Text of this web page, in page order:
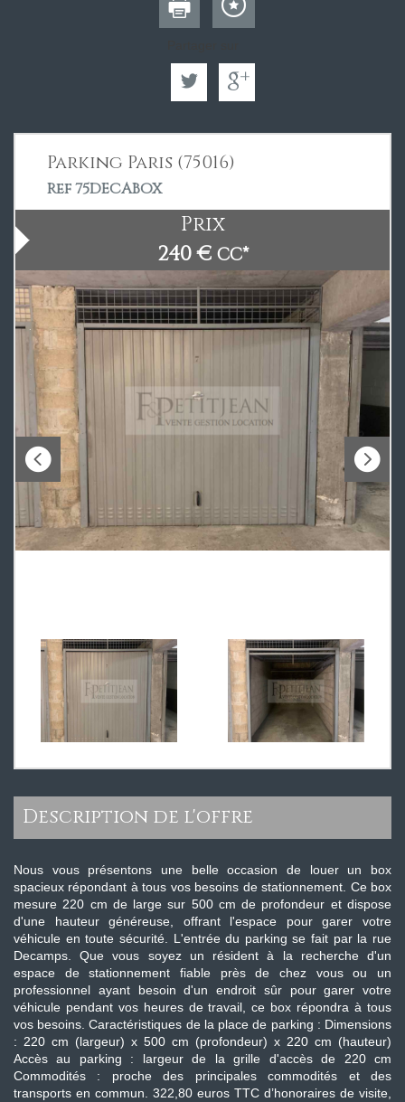
Parking Paris (75016)
Ref 75DECABOX
Prix
240 € CC*
description de l'offre
Nous vous présentons une belle occasion de louer un box
spacieux répondant à tous vos besoins de stationnement. Ce box
mesure 220 cm de large sur 500 cm de profondeur et dispose
d'une hauteur généreuse, offrant l'espace pour garer votre
véhicule en toute sécurité. L'entrée du parking se fait par la rue
Decamps. Que vous soyez un résident à la recherche d'un
espace de stationnement fiable près de chez vous ou un
professionnel ayant besoin d'un endroit sûr pour garer votre
véhicule pendant vos heures de travail, ce box répondra à tous
vos besoins. Caractéristiques de la place de parking : Dimensions
: 220 cm (largeur) x 500 cm (profondeur) x 220 cm (hauteur)
Accès au parking : largeur de la grille d'accès de 220 cm
Commodités : proche des principales commodités et des
transports en commun. 322,80 euros TTC d’honoraires de visite,